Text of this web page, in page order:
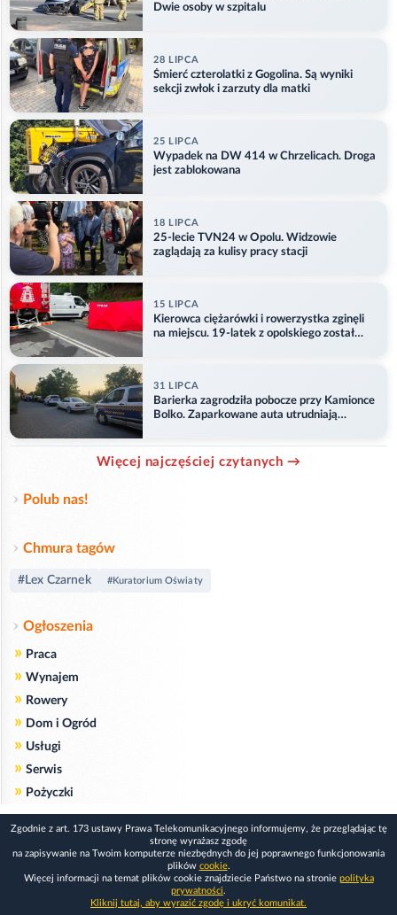
Dwie osoby w szpitalu
28 LIPCA
Śmierć czterolatki z Gogolina. Są wyniki
sekcji zwłok i zarzuty dla matki
25 LIPCA
Wypadek na DW 414 w Chrzelicach. Droga
jest zablokowana
18 LIPCA
25-lecie TVN24 w Opolu. Widzowie
zaglądają za kulisy pracy stacji
15 LIPCA
Kierowca ciężarówki i rowerzystka zginęli
na miejscu. 19-latek z opolskiego został
31 LIPCA
Barierka zagrodziła pobocze przy Kamionce
Bolko. Zaparkowane auta utrudniają
Więcej najczęściej czytanych →
Polub nas!
Chmura tagów
#Lex Czarnek #Kuratorium Oświaty
Ogłoszenia
» Praca
» Wynajem
» Rowery
» Dom i Ogród
» Usługi
» Serwis
» Pożyczki
Zgodnie z art. 173 ustawy Prawa Telekomunikacyjnego informujemy, że przeglądając tę
stronę wyrażasz zgodę
na zapisywanie na Twoim komputerze niezbędnych do jej poprawnego funkcjonowania
plików cookie.
Więcej informacji na temat plików cookie znajdziecie Państwo na stronie polityka
prywatności.
Kliknij tutaj, aby wyrazić zgodę i ukryć komunikat.